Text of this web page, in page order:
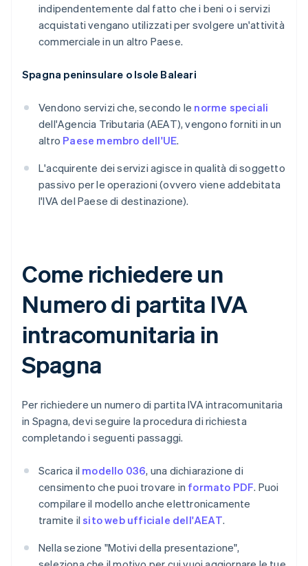
indipendentemente dal fatto che i beni o i servizi
acquistati vengano utilizzati per svolgere un'attività
commerciale in un altro Paese.
Spagna peninsulare o Isole Baleari
Vendono servizi che, secondo le norme speciali
dell'Agencia Tributaria (AEAT), vengono forniti in un
altro Paese membro dell'UE.
L'acquirente dei servizi agisce in qualità di soggetto
passivo per le operazioni (ovvero viene addebitata
l'IVA del Paese di destinazione).
Come richiedere un
Numero di partita IVA
intracomunitaria in
Spagna
Per richiedere un numero di partita IVA intracomunitaria
in Spagna, devi seguire la procedura di richiesta
completando i seguenti passaggi.
Scarica il modello 036, una dichiarazione di
censimento che puoi trovare in formato PDF. Puoi
compilare il modello anche elettronicamente
tramite ilsito web ufficiale dell'AEAT.
Nella sezione "Motivi della presentazione",